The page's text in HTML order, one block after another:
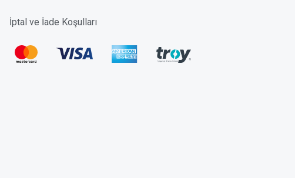
İptal ve İade Koşulları